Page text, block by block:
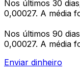
Nos últimos 30
0,00027. A média
Nos últimos 90
0,00027. A média
Enviar dinheiro